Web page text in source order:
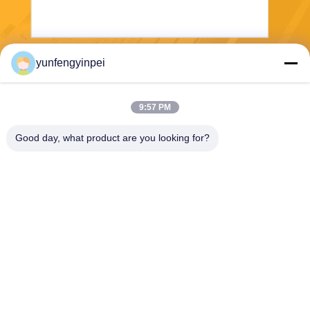
yunfengyinpei
9:57 PM
Good day, what product are you looking for?